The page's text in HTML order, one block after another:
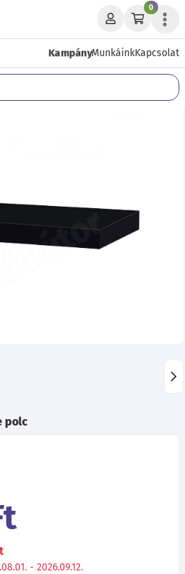
0
KampányMunkáinkKapcsolat
polc
- 2026.09.12.